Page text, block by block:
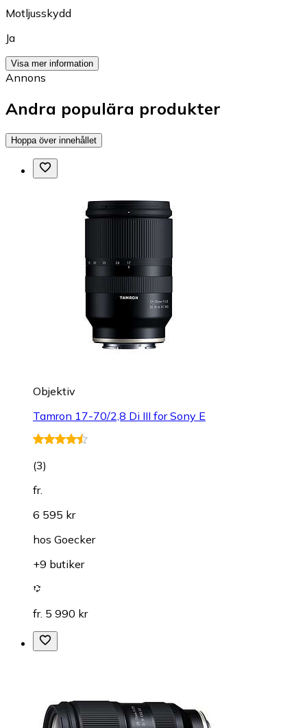
Motljusskydd
Ja
Visa mer information
Annons
Andra populära produkter
Hoppa över innehållet
Objektiv
Tamron 17-70/2,8 Di III for Sony E
(3)
fr.
6 595 kr
hos Goecker
+9 butiker
fr. 5 990 kr